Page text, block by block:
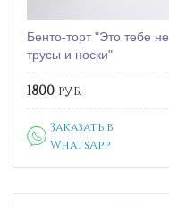
Бенто-торт "Это тебе не
трусы и носки"
1800 руб.
Заказать в
WhatsApp